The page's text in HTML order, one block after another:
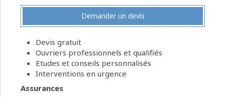
Demander un devis
Devis gratuit
Ouvriers professionnels et qualifiés
Etudes et conseils personnalisés
Interventions en urgence
Assurances